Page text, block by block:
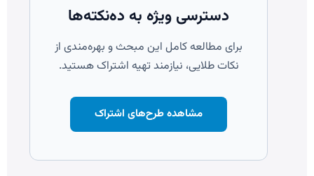
دسترسی ویژه به ده‌نکته‌ها
برای مطالعه کامل این مبحث و بهره‌مندی از
نکات طلایی، نیازمند تهیه اشتراک هستید.
مشاهده طرح‌های اشتراک